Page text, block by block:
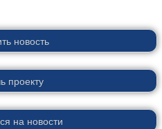
новость
проекту
на новости